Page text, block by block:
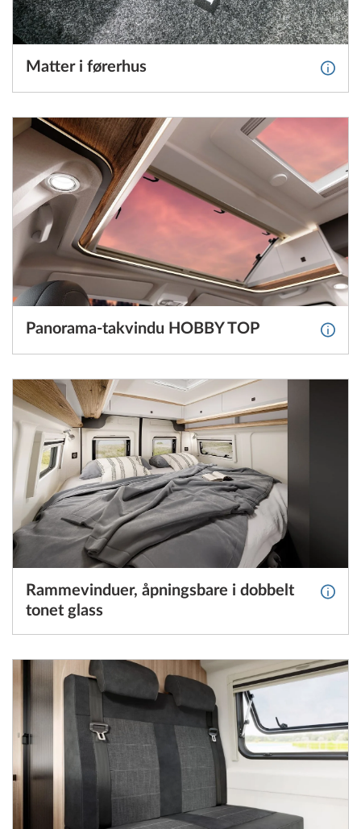
Matter i førerhus Mer
Panorama-takvindu HOBBY TOP Mer
Rammevinduer, åpningsbare i dobbelt
tonet glass
Mer